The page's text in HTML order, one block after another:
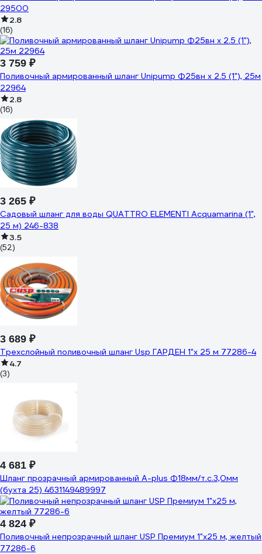
29500
2.8
(16)
3 759 ₽
Поливочный армированный шланг Unipump Ф25вн х 2.5 (1"), 25м
22964
2.8
(16)
3 265 ₽
Садовый шланг для воды QUATTRO ELEMENTI Acquamarina (1",
25 м) 246-838
3.5
(52)
3 689 ₽
Трехслойный поливочный шланг Usp ГАРДЕН 1"х 25 м 77286-4
4.7
(3)
4 681 ₽
Шланг прозрачный армированный A-plus Ф18мм/т.с.3,0мм
(бухта 25) 4631149489997
4 824 ₽
Поливочный непрозрачный шланг USP Премиум 1"х25 м, желтый
77286-6